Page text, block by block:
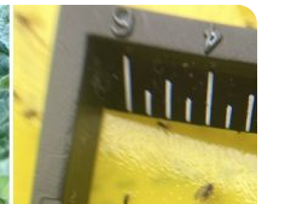
af van meerdere
manier van
is, hangt dan
de
en het type luis.